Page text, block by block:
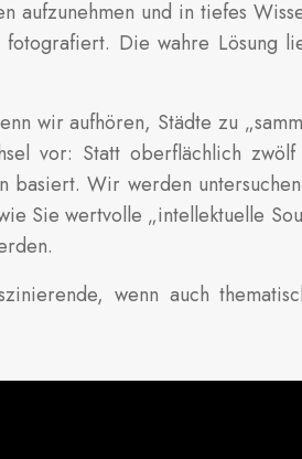
und in tiefes
Die wahre Lösung
wir aufhören, Städte zu
vor: Statt oberflächlich zwölf
basiert. Wir werden
Sie wertvolle „intellektuelle
wenn auch